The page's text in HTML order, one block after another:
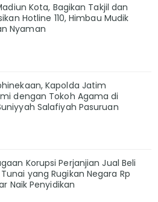
Kota, Bagikan Takjil dan
Hotline 110, Himbau Mudik
Nyaman
Kapolda Jatim
dengan Tokoh Agama di
Salafiyah Pasuruan
Korupsi Perjanjian Jual Beli
Tunai yang Rugikan Negara Rp
Naik Penyidikan